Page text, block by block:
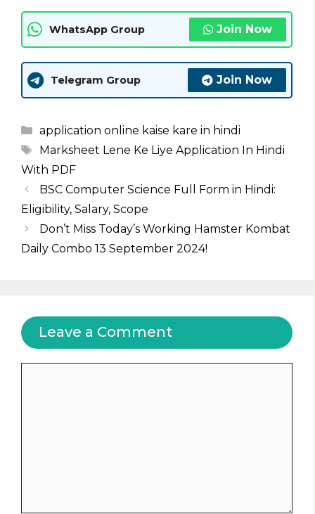
WhatsApp Group Join Now
Telegram Group Join Now
Categories
application online kaise kare in hindi
Tags
Marksheet Lene Ke Liye Application In Hindi
With PDF
BSC Computer Science Full Form in Hindi:
Eligibility, Salary, Scope
Don’t Miss Today’s Working Hamster Kombat
Daily Combo 13 September 2024!
Leave a Comment